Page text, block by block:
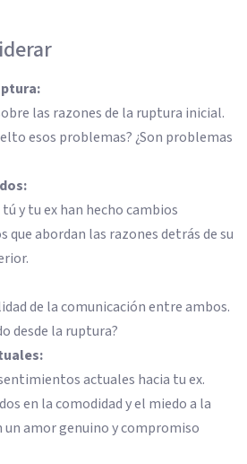
las razones de la ruptura inicial.
esos problemas? ¿Son problemas
y tu ex han hecho cambios
que abordan las razones detrás de su
de la comunicación entre ambos.
desde la ruptura?
actuales hacia tu ex.
en la comodidad y el miedo a la
un amor genuino y compromiso